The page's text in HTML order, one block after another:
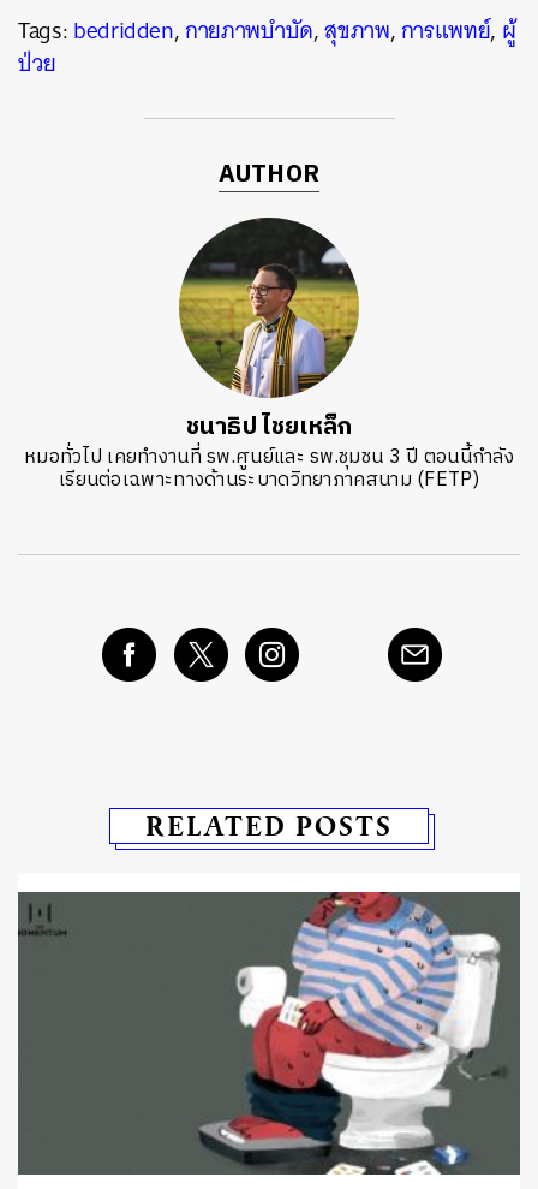
Tags:bedridden,กายภาพบำบัด,สุขภาพ,การแพทย์, ผู้
ป่วย
AUTHOR
ชนาธิป ไชยเหล็ก
หมอทั่วไป เคยทำงานที่ รพ.ศูนย์และ รพ.ชุมชน 3 ปี ตอนนี้กำลัง
เรียนต่อเฉพาะทางด้านระบาดวิทยาภาคสนาม (FETP)
RELATED POSTS